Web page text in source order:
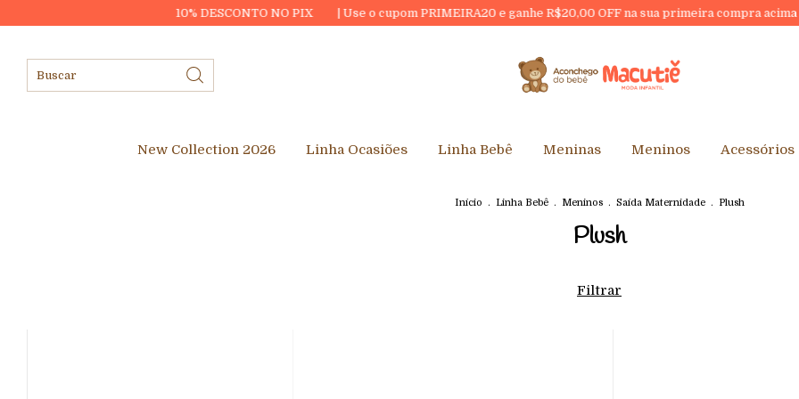
10% DESCONTO NO PIX | Use o cupom PRIMEIRA20 e ganhe R$20,00 OFF na sua primeira compra acima de
New Collection 2026 Linha Ocasiões Linha Bebê Meninas Meninos Acessórios
Início . Linha Bebê . Meninos . Saída Maternidade . Plush
Plush
Filtrar